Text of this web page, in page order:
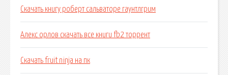
Скачать книгу роберт сальваторе гаунтлгрим
Алекс орлов скачать все книги fb2 торрент
Скачать fruit ninja на пк